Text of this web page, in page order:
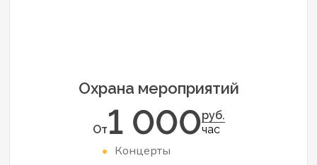
Охрана мероприятий
От1 000руб.
час
Концерты